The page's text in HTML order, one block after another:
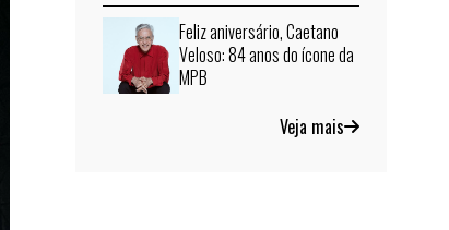
Feliz aniversário, Caetano
Veloso: 84 anos do ícone da
MPB
Veja mais